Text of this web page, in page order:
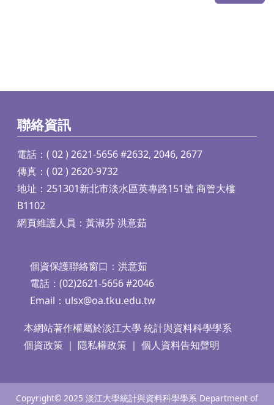
聯絡資訊
電話：( 02 ) 2621-5656 #2632, 2046, 2677
傳真：( 02 ) 2620-9732
地址：251301新北市淡水區英專路151號 商管大樓
B1102
網頁維護人員：黃淑芬 洪意茹
個資保護聯絡窗口：洪意茹
電話：(02)2621-5656 #2046
Email： ulsx@oa.tku.edu.tw
本網站著作權屬於淡江大學 統計與資料科學學系
個資政策｜ 隱私權政策｜ 個人資料告知聲明
Copyright© 2025 淡江大學統計與資料科學學系 Department of